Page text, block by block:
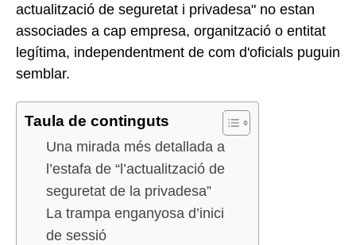
actualització de seguretat i privadesa" no estan
associades a cap empresa, organització o entitat
legítima, independentment de com d'oficials puguin
semblar.
Taula de continguts
Una mirada més detallada a
l’estafa de “l’actualització de
seguretat de la privadesa”
La trampa enganyosa d’inici
de sessió